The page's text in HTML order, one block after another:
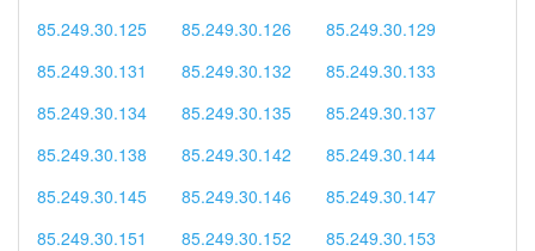
85.249.30.125
85.249.30.126
85.249.30.129
85.249.30.131
85.249.30.132
85.249.30.133
85.249.30.134
85.249.30.135
85.249.30.137
85.249.30.138
85.249.30.142
85.249.30.144
85.249.30.145
85.249.30.146
85.249.30.147
85.249.30.151
85.249.30.152
85.249.30.153